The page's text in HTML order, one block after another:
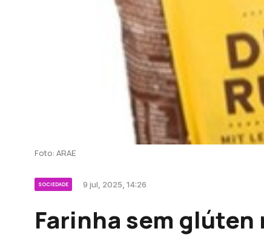
Foto: ARAE
SOCIEDADE 9 jul, 2025, 14:26
Farinha sem